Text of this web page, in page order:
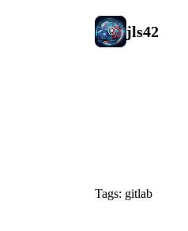
jls42
Tags: gitlab